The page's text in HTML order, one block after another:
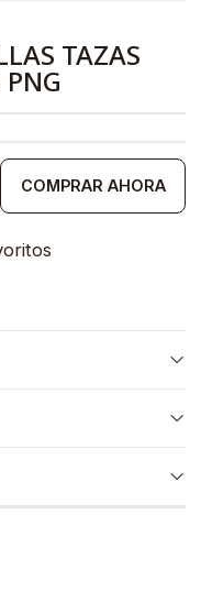
TAZAS
COMPRAR AHORA